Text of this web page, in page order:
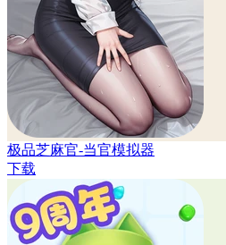
极品芝麻官-当官模拟器
下载